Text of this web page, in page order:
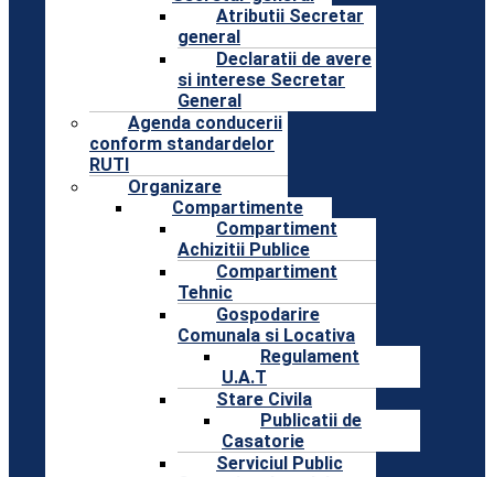
Atributii Secretar
general
Declaratii de avere
si interese Secretar
General
Agenda conducerii
conform standardelor
RUTI
Organizare
Compartimente
Compartiment
Achizitii Publice
Compartiment
Tehnic
Gospodarire
Comunala si Locativa
Regulament
U.A.T
Stare Civila
Publicatii de
Casatorie
Serviciul Public